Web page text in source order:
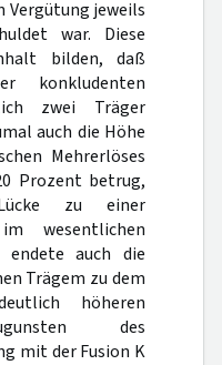
Vergütung jeweils
war. Diese
bilden, daß
konkludenten
zwei Träger
auch die Höhe
Mehrerlöses
Prozent betrug,
zu einer
wesentlichen
endete auch die
Trägem zu dem
höheren
des
mit der Fusion K